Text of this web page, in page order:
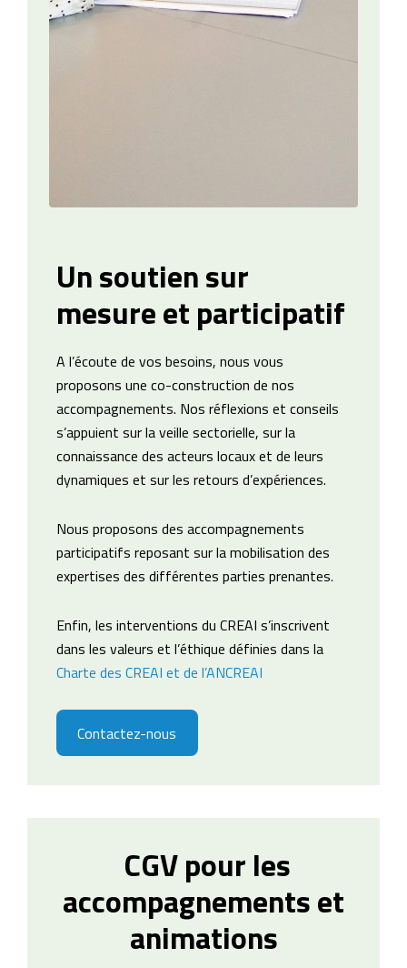
Un soutien sur
mesure et participatif
A l’écoute de vos besoins, nous vous
proposons une co-construction de nos
accompagnements. Nos réflexions et conseils
s’appuient sur la veille sectorielle, sur la
connaissance des acteurs locaux et de leurs
dynamiques et sur les retours d’expériences.
Nous proposons des accompagnements
participatifs reposant sur la mobilisation des
expertises des différentes parties prenantes.
Enfin, les interventions du CREAI s’inscrivent
dans les valeurs et l’éthique définies dans la
Charte des CREAI et de l’ANCREAI
Contactez-nous
CGV pour les
accompagnements et
animations